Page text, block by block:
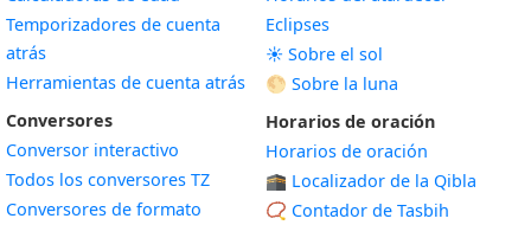
Temporizadores de cuenta
atrás
Herramientas de cuenta atrás
Conversores
Conversor interactivo
Todos los conversores TZ
Conversores de formato
Eclipses
☀️ Sobre el sol
🌕 Sobre la luna
Horarios de oración
Horarios de oración
🕋 Localizador de la Qibla
📿 Contador de Tasbih